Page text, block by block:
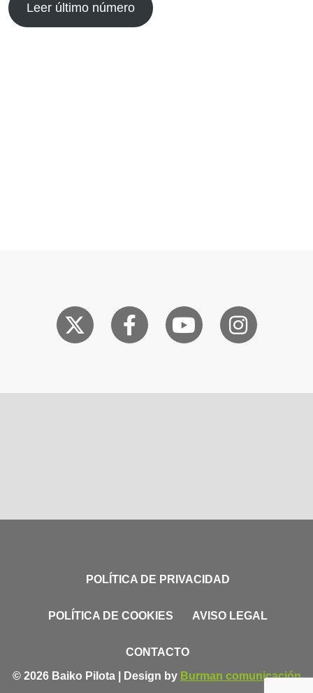
Leer último número
POLÍTICA DE PRIVACIDAD
POLÍTICA DE COOKIES AVISO LEGAL
CONTACTO
© 2026 Baiko Pilota | Design by Burman comunicación